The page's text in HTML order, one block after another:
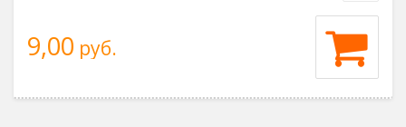
9,00 руб.